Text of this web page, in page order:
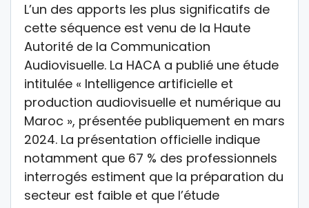
L’un des apports les plus significatifs de
cette séquence est venu de la Haute
Autorité de la Communication
Audiovisuelle. La HACA a publié une étude
intitulée « Intelligence artificielle et
production audiovisuelle et numérique au
Maroc », présentée publiquement en mars
2024. La présentation officielle indique
notamment que 67 % des professionnels
interrogés estiment que la préparation du
secteur est faible et que l’étude